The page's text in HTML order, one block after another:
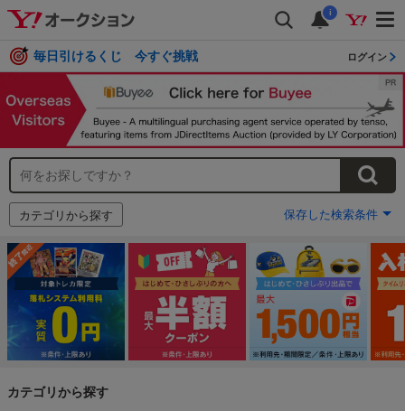
i
毎日引けるくじ 今すぐ挑戦 ログイン
カテゴリから探す 保存した検索条件
カテゴリから探す